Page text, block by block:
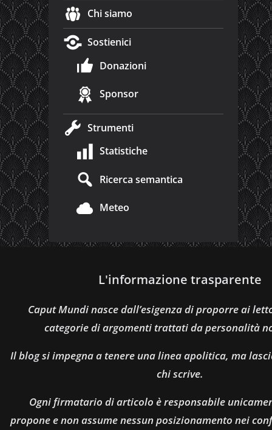
Chi siamo
Sostienici
Donazioni
Sponsor
Strumenti
Statistiche
Ricerca semantica
Meteo
L'informazione trasparente
Caput Mundi nasce dall’esigenza di proporre ai
categorie di argomenti trattati da personalità
Il blog si impegna a tenere una linea apolitica, ma
chi scrive.
Ogni firmatario di articolo è responsabile
propone e non assume nessun posizionamento nei